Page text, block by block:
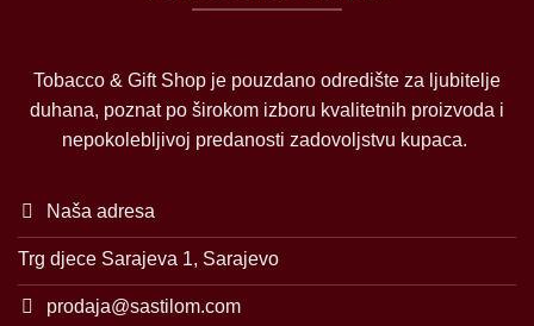
Tobacco & Gift Shop je pouzdano odredište za ljubitelje
duhana, poznat po širokom izboru kvalitetnih proizvoda i
nepokolebljivoj predanosti zadovoljstvu kupaca.
Naša adresa
Trg djece Sarajeva 1, Sarajevo
prodaja@sastilom.com